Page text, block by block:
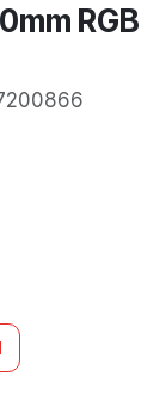
RGB